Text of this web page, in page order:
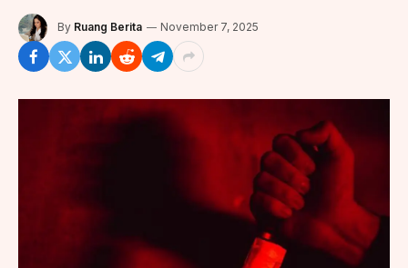
By Ruang Berita November 7, 2025